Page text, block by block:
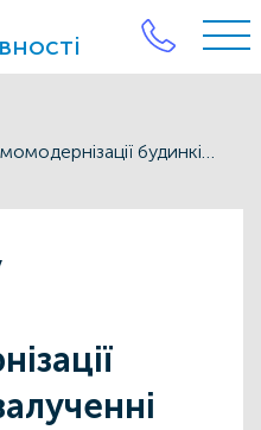
Роль ОСББ у масштабній термомодернізації будинків та залученні інвестицій у житловий фонд обговорили на онлайн-семінарі проекту ЄС